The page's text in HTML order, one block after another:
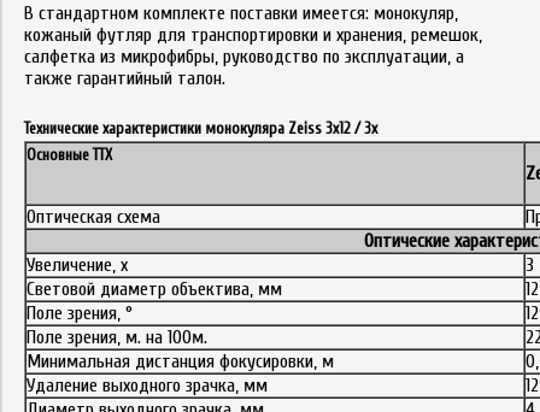
В стандартном комплекте поставки имеется: монокуляр,
кожаный футляр для транспортировки и хранения, ремешок,
салфетка из микрофибры, руководство по эксплуатации, а
также гарантийный талон.
Технические характеристики монокуляра Zeiss 3x12 / 3х
Основные ТТХ
Оптическая схема
Оптические
Увеличение, x
3
Световой диаметр объектива, мм
12
Поле зрения, °
Поле зрения, м. на 100м.
Минимальная дистанция фокусировки, м
Удаление выходного зрачка, мм
12